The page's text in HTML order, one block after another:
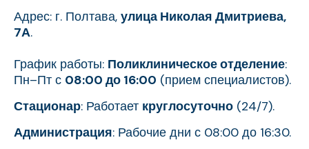
Адрес: г. Полтава, улица Николая Дмитриева,
7А.
График работы: Поликлиническое отделение:
Пн–Пт с 08:00 до 16:00 (прием специалистов).
Стационар: Работает круглосуточно (24/7).
Администрация: Рабочие дни с 08:00 до 16:30.